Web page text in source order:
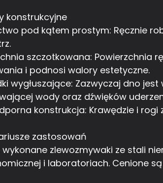
konstrukcyjne
pod kątem prostym: Ręcznie
szczotkowana: Powierzchnia
i podnosi walory estetyczne.
wygłuszające: Zazwyczaj dno
wody oraz dźwięków
konstrukcja: Krawędzie i
zastosowań
wykonane zlewozmywaki ze stali
i laboratoriach. Cenione